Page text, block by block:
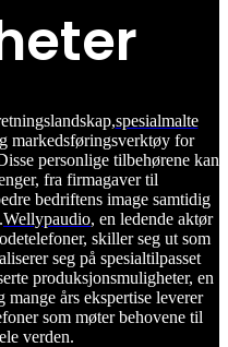
spesialmalte
markedsføringsverktøy for
personlige tilbehørene kan
fra firmagaver til
bedriftens image samtidig
Wellypaudio, en ledende aktør
skiller seg ut som
seg på spesialtilpasset
produksjonsmuligheter, en
års ekspertise leverer
som møter behovene til
verden.